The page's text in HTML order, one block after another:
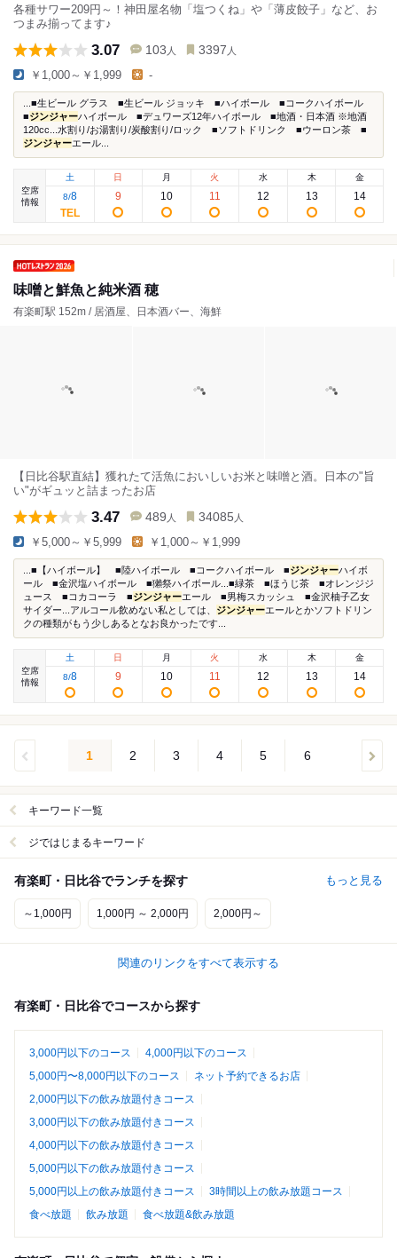
各種サワー209円～！神田屋名物「塩つくね」や「薄皮餃子」など、お
つまみ揃ってます♪
3.07 103 人 3397 人
￥1,000～￥1,999 -
...■生ビール グラス ■生ビール ジョッキ ■ハイボール ■コークハイボール
■ジンジャーハイボール ■デュワーズ12年ハイボール ■地酒・日本酒 ※地酒
120cc...水割り/お湯割り/炭酸割り/ロック ■ソフトドリンク ■ウーロン茶 ■
ジンジャーエール...
空席
情報
土
8/8
日
9
月
10
火
11
水
12
木
13
金
14
味噌と鮮魚と純米酒 穂
有楽町駅 152m / 居酒屋、日本酒バー、海鮮
【日比谷駅直結】獲れたて活魚においしいお米と味噌と酒。日本の"旨
い"がギュッと詰まったお店
3.47 489 人 34085 人
￥5,000～￥5,999 ￥1,000～￥1,999
...■【ハイボール】 ■陸ハイボール ■コークハイボール ■ジンジャーハイボ
ール ■金沢塩ハイボール ■獺祭ハイボール...■緑茶 ■ほうじ茶 ■オレンジジ
ュース ■コカコーラ ■ジンジャーエール ■男梅スカッシュ ■金沢柚子乙女
サイダー...アルコール飲めない私としては、 ジンジャーエールとかソフトドリン
クの種類がもう少しあるとなお良かったです...
空席
情報
土
8/8
日
9
月
10
火
11
水
12
木
13
金
14
1 2 3 4 5 6
キーワード一覧
ジではじまるキーワード
有楽町・日比谷でランチを探す もっと見る
～1,000円 1,000円 ～ 2,000円 2,000円～
関連のリンクをすべて表示する
有楽町・日比谷でコースから探す
3,000円以下のコース
4,000円以下のコース
5,000円〜8,000円以下のコース
ネット予約できるお店
2,000円以下の飲み放題付きコース
3,000円以下の飲み放題付きコース
4,000円以下の飲み放題付きコース
5,000円以下の飲み放題付きコース
5,000円以上の飲み放題付きコース
3時間以上の飲み放題コース
食べ放題
飲み放題 食べ放題&飲み放題